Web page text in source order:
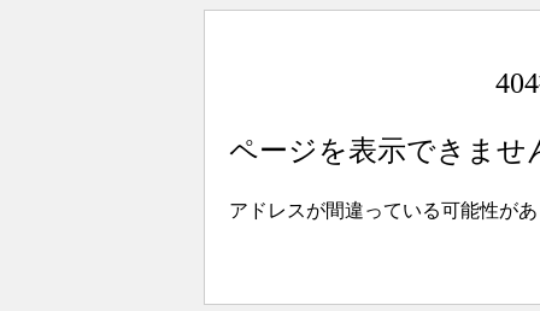
ページを表示できませ
アドレスが間違っている可能性が